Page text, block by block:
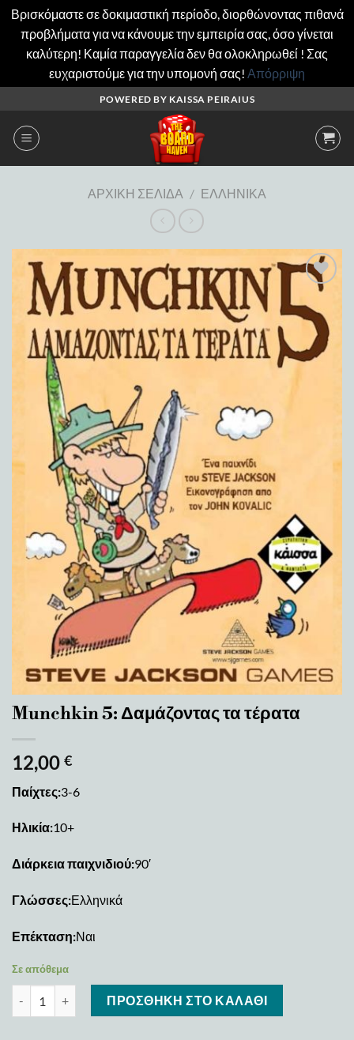
Βρισκόμαστε σε δοκιμαστική περίοδο, διορθώνοντας πιθανά
προβλήματα για να κάνουμε την εμπειρία σας, όσο γίνεται
καλύτερη! Καμία παραγγελία δεν θα ολοκληρωθεί ! Σας
ευχαριστούμε για την υπομονή σας! Απόρριψη
περιεχόμενο
POWERED BY KAISSA PEIRAIUS
ΑΡΧΙΚΉ ΣΕΛΊΔΑ / ΕΛΛΗΝΙΚΆ
wishlist
Munchkin 5: Δαμάζοντας τα τέρατα
12,00 €
Παίχτες:3-6
Ηλικία:10+
Διάρκεια παιχνιδιού:90′
Γλώσσες:Ελληνικά
Επέκταση:Ναι
Σε απόθεμα
Munchkin 5: Δαμάζοντας τα τέρατα ποσότητα
ΠΡΟΣΘΉΚΗ ΣΤΟ ΚΑΛΆΘΙ